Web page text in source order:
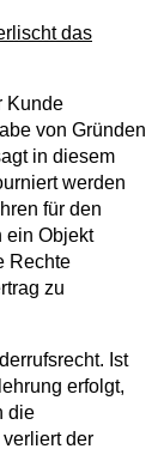
das
Kunde
von Gründen
in diesem
werden
für den
ein Objekt
Rechte
zu
Ist
erfolgt,
die
der